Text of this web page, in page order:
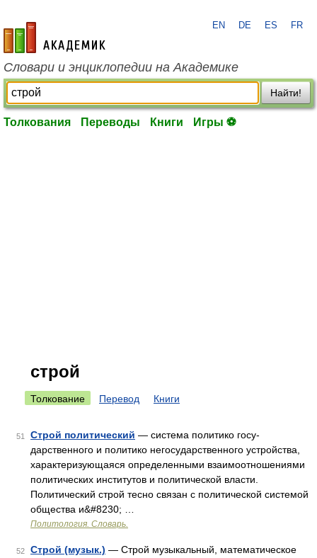
academic.ru
EN DE ES FR
Словари и энциклопедии на Академике
Найти!
Толкования Переводы Книги Игры ⚽
строй
Толкование Перевод Книги
51 Строй политический — система политико госу­
дарственного и политико негосударственного устрой­ства,
характеризующаяся определенными взаимоот­ношениями
политических институтов и политической власти.
Политический строй тесно связан с полити­ческой системой
общества и&#8230; …
Политология. Словарь.
52 Строй (музык.) — Строй музыкальный, математическое